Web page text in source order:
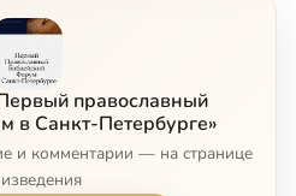
православный
в Санкт-Петербурге»
и комментарии — на странице